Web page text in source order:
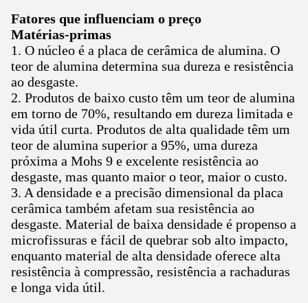
Fatores que influenciam o preço
Matérias-primas
1. O núcleo é a placa de cerâmica de alumina. O
teor de alumina determina sua dureza e resistência
ao desgaste.
2. Produtos de baixo custo têm um teor de alumina
em torno de 70%, resultando em dureza limitada e
vida útil curta. Produtos de alta qualidade têm um
teor de alumina superior a 95%, uma dureza
próxima a Mohs 9 e excelente resistência ao
desgaste, mas quanto maior o teor, maior o custo.
3. A densidade e a precisão dimensional da placa
cerâmica também afetam sua resistência ao
desgaste. Material de baixa densidade é propenso a
microfissuras e fácil de quebrar sob alto impacto,
enquanto material de alta densidade oferece alta
resistência à compressão, resistência a rachaduras
e longa vida útil.